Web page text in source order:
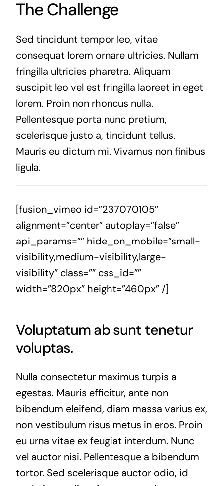
The Challenge
Sed tincidunt tempor leo, vitae
consequat lorem ornare ultricies. Nullam
fringilla ultricies pharetra. Aliquam
suscipit leo vel est fringilla laoreet in eget
lorem. Proin non rhoncus nulla.
Pellentesque porta nunc pretium,
scelerisque justo a, tincidunt tellus.
Mauris eu dictum mi. Vivamus non finibus
ligula.
[fusion_vimeo id=”237070105″
alignment=”center” autoplay=”false”
api_params=”” hide_on_mobile=”small-
visibility,medium-visibility,large-
visibility” class=”” css_id=””
width=”820px” height=”460px” /]
Voluptatum ab sunt tenetur
voluptas.
Nulla consectetur maximus turpis a
egestas. Mauris efficitur, ante non
bibendum eleifend, diam massa varius ex,
non vestibulum risus metus in eros. Proin
eu urna vitae ex feugiat interdum. Nunc
vel auctor nisi. Pellentesque a bibendum
tortor. Sed scelerisque auctor odio, id